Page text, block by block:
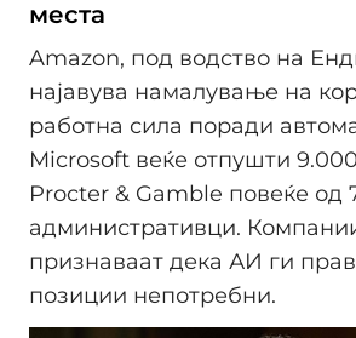
места
Amazon, под водство на
најавува намалување на
работна сила поради
Microsoft веќе отпушти
Procter & Gamble повеќе од
административци.
признаваат дека АИ ги
позиции непотребни.